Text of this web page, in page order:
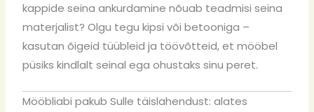
kappide seina ankurdamine nõuab teadmisi seina
materjalist? Olgu tegu kipsi või betooniga –
kasutan õigeid tüübleid ja töövõtteid, et mööbel
püsiks kindlalt seinal ega ohustaks sinu peret.
Mööbliabi pakub Sulle täislahendust: alates